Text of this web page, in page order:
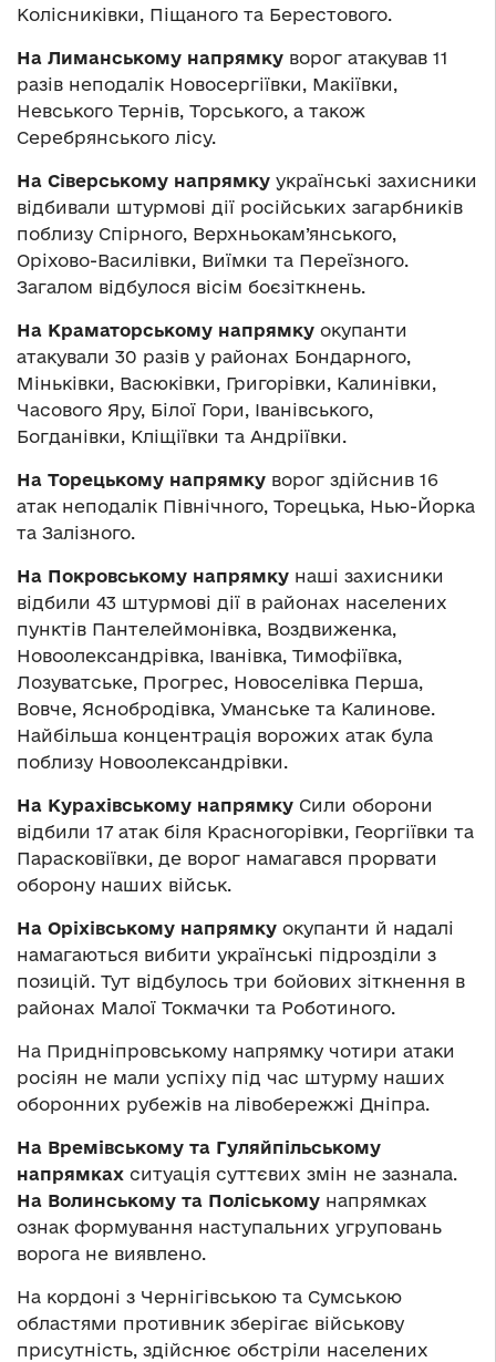
Колісниківки, Піщаного та Берестового.
На Лиманському напрямку ворог атакував 11
разів неподалік Новосергіївки, Макіївки,
Невського Тернів, Торського, а також
Серебрянського лісу.
На Сіверському напрямку українські захисники
відбивали штурмові дії російських загарбників
поблизу Спірного, Верхньокам’янського,
Оріхово-Василівки, Виїмки та Переїзного.
Загалом відбулося вісім боєзіткнень.
На Краматорському напрямку окупанти
атакували 30 разів у районах Бондарного,
Міньківки, Васюківки, Григорівки, Калинівки,
Часового Яру, Білої Гори, Іванівського,
Богданівки, Кліщіївки та Андріївки.
На Торецькому напрямку ворог здійснив 16
атак неподалік Північного, Торецька, Нью-Йорка
та Залізного.
На Покровському напрямку наші захисники
відбили 43 штурмові дії в районах населених
пунктів Пантелеймонівка, Воздвиженка,
Новоолександрівка, Іванівка, Тимофіївка,
Лозуватське, Прогрес, Новоселівка Перша,
Вовче, Яснобродівка, Уманське та Калинове.
Найбільша концентрація ворожих атак була
поблизу Новоолександрівки.
На Курахівському напрямку Сили оборони
відбили 17 атак біля Красногорівки, Георгіївки та
Парасковіївки, де ворог намагався прорвати
оборону наших військ.
На Оріхівському напрямку окупанти й надалі
намагаються вибити українські підрозділи з
позицій. Тут відбулось три бойових зіткнення в
районах Малої Токмачки та Роботиного.
На Придніпровському напрямку чотири атаки
росіян не мали успіху під час штурму наших
оборонних рубежів на лівобережжі Дніпра.
На Времівському та Гуляйпільському
напрямках ситуація суттєвих змін не зазнала.
На Волинському та Поліському напрямках
ознак формування наступальних угруповань
ворога не виявлено.
На кордоні з Чернігівською та Сумською
областями противник зберігає військову
присутність, здійснює обстріли населених